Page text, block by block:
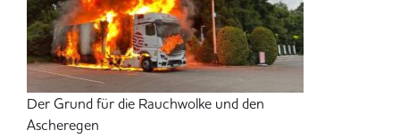
Der Grund für die Rauchwolke und den
Ascheregen